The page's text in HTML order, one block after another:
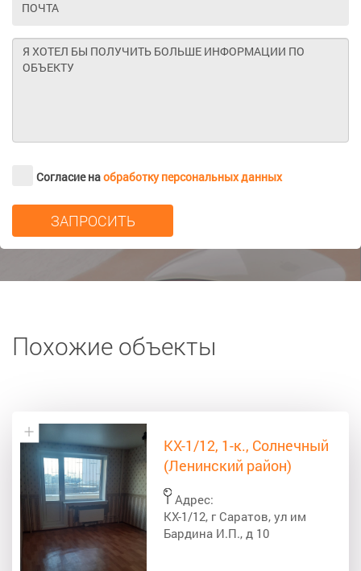
Согласие наобработку персональных данных
Похожие объекты
КХ-1/12, 1-к., Солнечный
(Ленинский район)
Адрес:
КХ-1/12, г Саратов, ул им
Бардина И.П., д 10